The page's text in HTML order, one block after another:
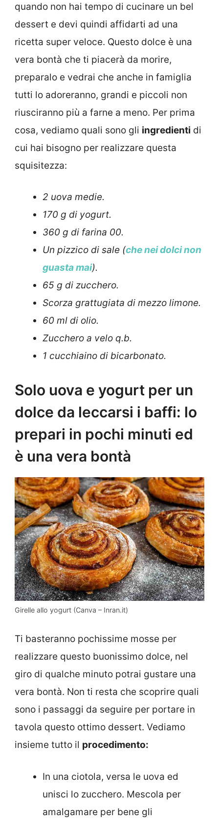
quando non hai tempo di cucinare un bel
dessert e devi quindi affidarti ad una
ricetta super veloce. Questo dolce è una
vera bontà che ti piacerà da morire,
preparalo e vedrai che anche in famiglia
tutti lo adoreranno, grandi e piccoli non
riusciranno più a farne a meno. Per prima
cosa, vediamo quali sono gli ingredienti di
cui hai bisogno per realizzare questa
squisitezza:
2 uova medie.
170 g di yogurt.
360 g di farina 00.
Un pizzico di sale (che nei dolci non
guasta mai).
65 g di zucchero.
Scorza grattugiata di mezzo limone.
60 ml di olio.
Zucchero a velo q.b.
1 cucchiaino di bicarbonato.
Solo uova e yogurt per un
dolce da leccarsi i baffi: lo
prepari in pochi minuti ed
è una vera bontà
Girelle allo yogurt (Canva – Inran.it)
Ti basteranno pochissime mosse per
realizzare questo buonissimo dolce, nel
giro di qualche minuto potrai gustare una
vera bontà. Non ti resta che scoprire quali
sono i passaggi da seguire per portare in
tavola questo ottimo dessert. Vediamo
insieme tutto il procedimento:
In una ciotola, versa le uova ed
unisci lo zucchero. Mescola per
amalgamare per bene gli